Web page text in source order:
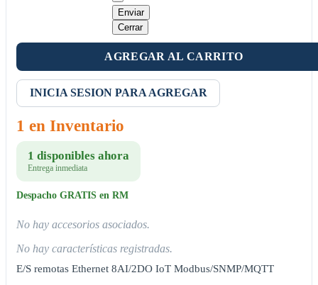
Enviar
Cerrar
AGREGAR AL CARRITO
INICIA SESION PARA AGREGAR
1 en Inventario
1 disponibles ahora
Entrega inmediata
Despacho GRATIS en RM
No hay accesorios asociados.
No hay características registradas.
E/S remotas Ethernet 8AI/2DO IoT Modbus/SNMP/MQTT